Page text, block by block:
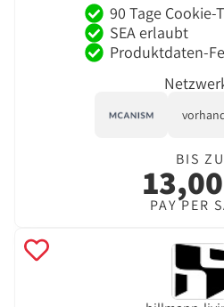
90 Tage Cookie-
SEA erlaubt
Produktdaten-
BIS ZU
PAY PER